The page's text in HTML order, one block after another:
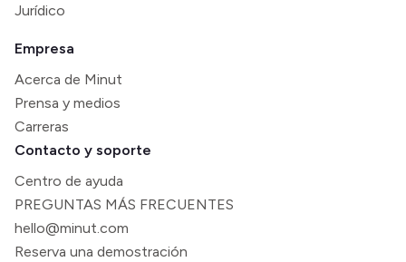
Jurídico
Empresa
Acerca de Minut
Prensa y medios
Carreras
Contacto y soporte
Centro de ayuda
PREGUNTAS MÁS FRECUENTES
hello@minut.com
Reserva una demostración